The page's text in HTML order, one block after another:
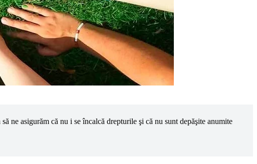
ne asigurăm că nu i se încalcă drepturile şi că nu sunt depăşite anumite